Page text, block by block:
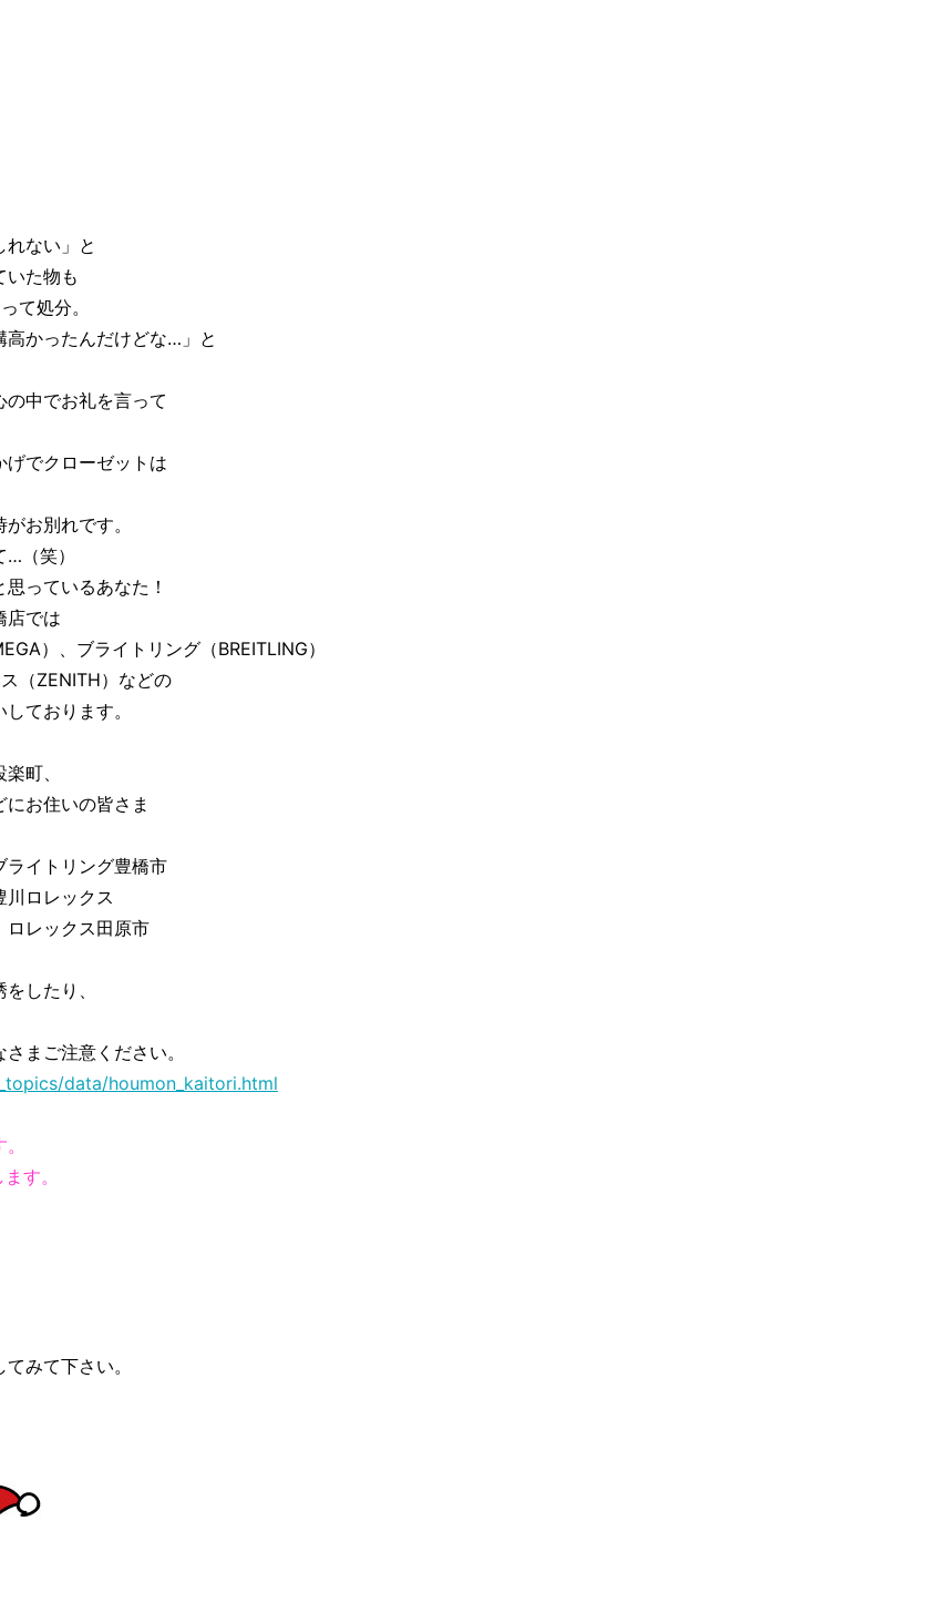
ない」と
いた物も
て処分。
高かったんだけどな…」と
の中でお礼を言って
でクローゼットは
お別れです。
（笑）
っているあなた！
店では
）、ブライトリング（BREITLING）
（ZENITH）などの
ております。
町、
お住いの皆さま
イトリング豊橋市
ロレックス
レックス田原市
したり、
まご注意ください。
data/houmon_kaitori.html
す。
みて下さい。